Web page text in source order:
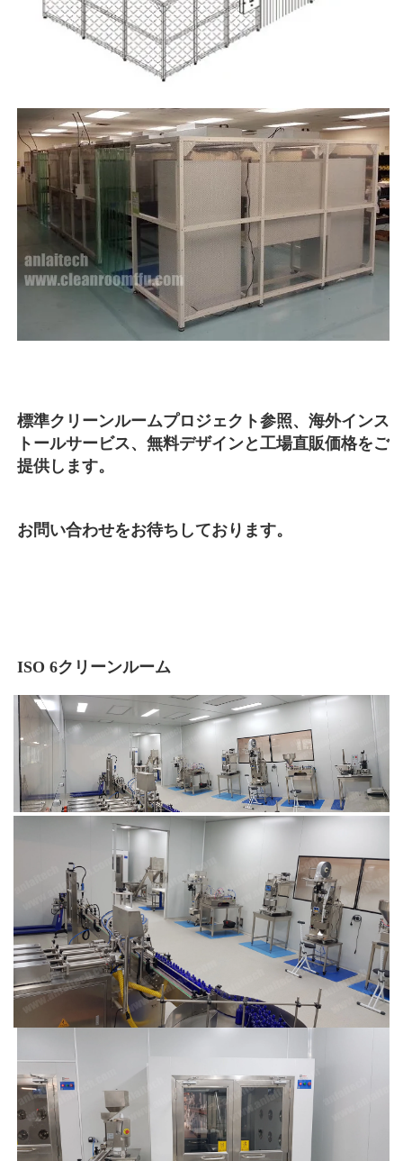
標準クリーンルームプロジェクト参照、海外インス
トールサービス、無料デザインと工場直販価格をご
提供します。
お問い合わせをお待ちしております。
ISO 6クリーンルーム